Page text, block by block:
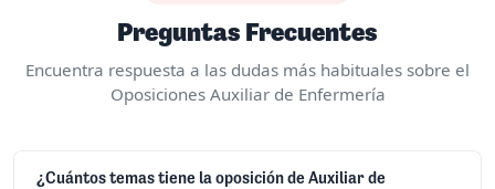
Preguntas Frecuentes
Encuentra respuesta a las dudas más habituales sobre el
Oposiciones Auxiliar de Enfermería
¿Cuántos temas tiene la oposición de Auxiliar de